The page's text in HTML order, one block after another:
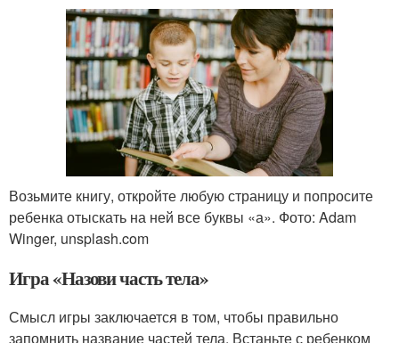
Возьмите книгу, откройте любую страницу и попросите
ребенка отыскать на ней все буквы «а». Фото: Adam
Winger, unsplash.com
Игра «Назови часть тела»
Смысл игры заключается в том, чтобы правильно
запомнить название частей тела. Встаньте с ребенком